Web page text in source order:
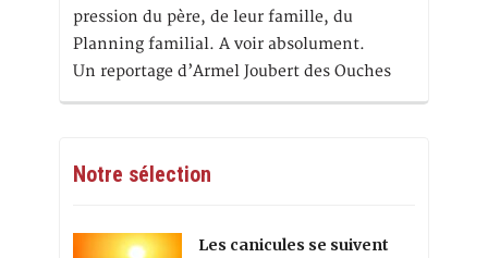
pression du père, de leur famille, du
Planning familial. A voir absolument.
Un reportage d’Armel Joubert des Ouches
Notre sélection
Les canicules se suivent